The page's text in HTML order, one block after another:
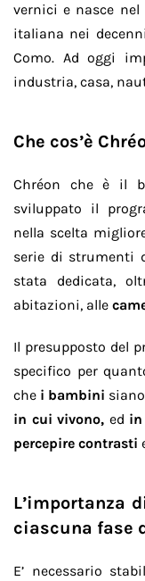
vernici e nasce nel
italiana nei
Como. Ad oggi
industria, casa,
Che cos’è
Chréon che è il
sviluppato il
nella scelta
serie di strumenti
stata dedicata,
abitazioni, alle
Il presupposto del
specifico per
che i bambini siano
in cui vivono, ed in
percepire contrasti
L’importanza
ciascuna fase
E’ necessario